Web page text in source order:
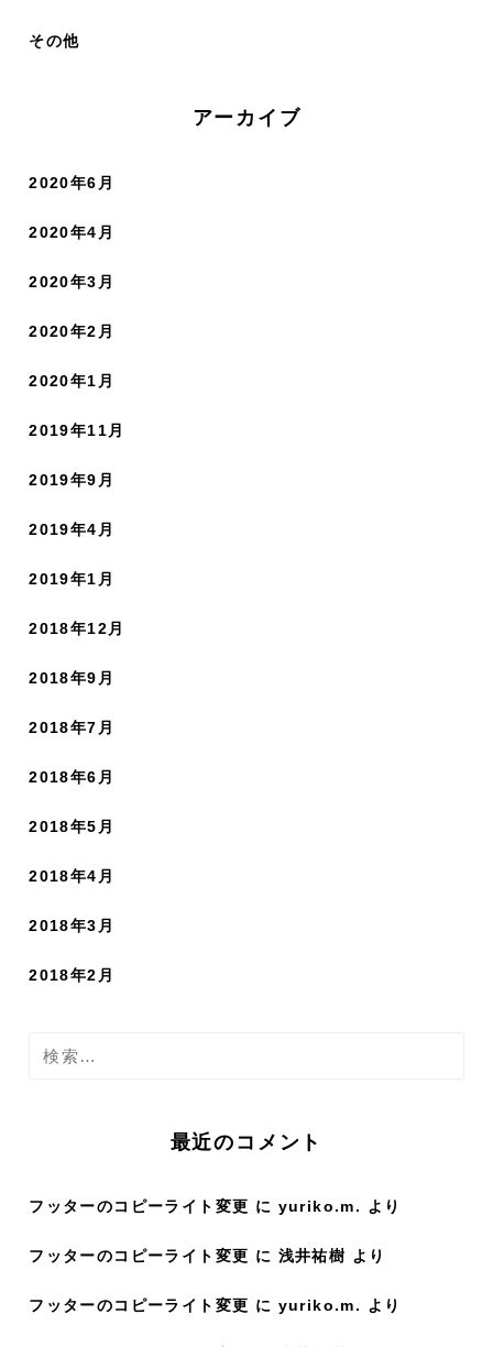
その他
アーカイブ
2020年6月
2020年4月
2020年3月
2020年2月
2020年1月
2019年11月
2019年9月
2019年4月
2019年1月
2018年12月
2018年9月
2018年7月
2018年6月
2018年5月
2018年4月
2018年3月
2018年2月
検
最近のコメント
フッターのコピーライト変更 に yuriko.m. より
フッターのコピーライト変更 に 浅井祐樹 より
フッターのコピーライト変更 に yuriko.m. より